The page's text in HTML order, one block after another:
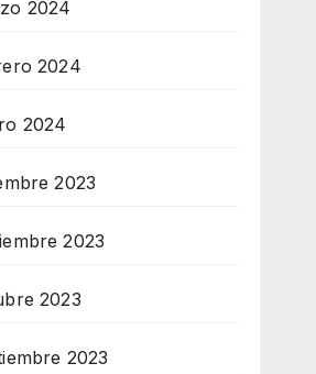
2024
2024
2024
2023
2023
2023
2023